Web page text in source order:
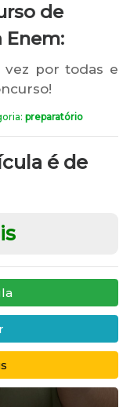
de
vez por todas e
preparatório
é de